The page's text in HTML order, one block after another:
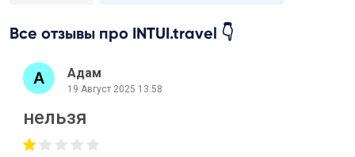
Все отзывы про INTUI.travel 👇
Адам
19 Август 2025 13:58
нельзя